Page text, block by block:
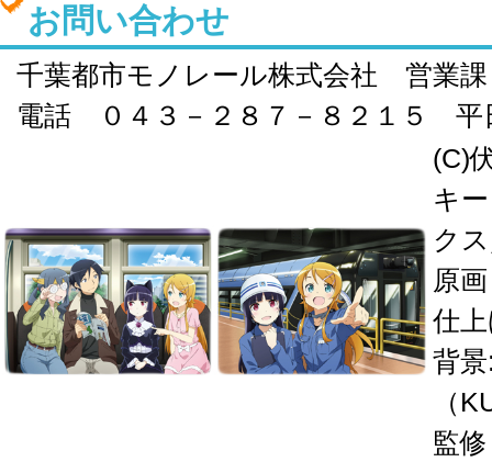
お問い合わせ
千葉都市モノレール株式会社 営業課
電話 ０４３－２８７－８２１５ 平
(C)
キ
ク
原
仕
背
（
監